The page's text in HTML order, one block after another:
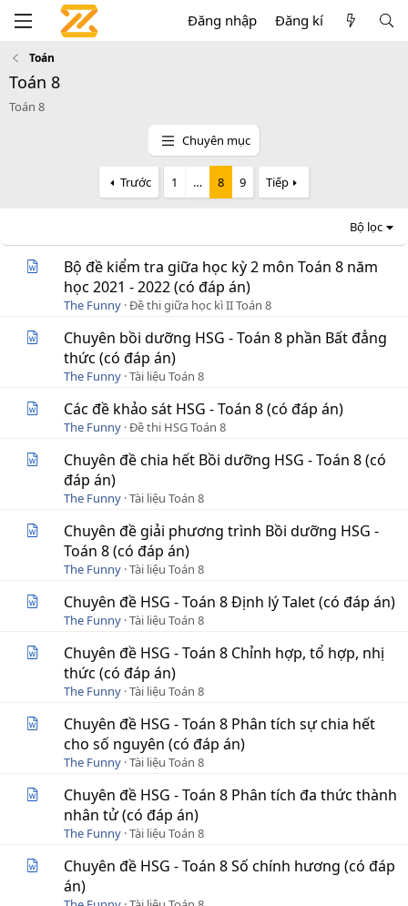
Đăng nhập Đăng kí
Toán
Toán 8
Toán 8
Chuyên mục
Trước 1 … 8 9 Tiếp
Bộ lọc
Bộ đề kiểm tra giữa học kỳ 2 môn Toán 8 năm
học 2021 - 2022 (có đáp án)
The Funny Đề thi giữa học kì II Toán 8
Chuyên bồi dưỡng HSG - Toán 8 phần Bất đẳng
thức (có đáp án)
The Funny Tài liệu Toán 8
Các đề khảo sát HSG - Toán 8 (có đáp án)
The Funny Đề thi HSG Toán 8
Chuyên đề chia hết Bồi dưỡng HSG - Toán 8 (có
đáp án)
The Funny Tài liệu Toán 8
Chuyên đề giải phương trình Bồi dưỡng HSG -
Toán 8 (có đáp án)
The Funny Tài liệu Toán 8
Chuyên đề HSG - Toán 8 Định lý Talet (có đáp án)
The Funny Tài liệu Toán 8
Chuyên đề HSG - Toán 8 Chỉnh hợp, tổ hợp, nhị
thức (có đáp án)
The Funny Tài liệu Toán 8
Chuyên đề HSG - Toán 8 Phân tích sự chia hết
cho số nguyên (có đáp án)
The Funny Tài liệu Toán 8
Chuyên đề HSG - Toán 8 Phân tích đa thức thành
nhân tử (có đáp án)
The Funny Tài liệu Toán 8
Chuyên đề HSG - Toán 8 Số chính hương (có đáp
án)